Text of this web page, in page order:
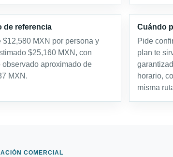
de referencia
$12,580 MXN por persona y
$25,160 MXN, con
observado aproximado de
MXN.
Cuándo
Pide
plan te
horario,
misma
COMERCIAL